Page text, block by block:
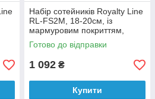
Набір сотейників Royalty Line
RL-FS2M, 18-20см, із
мармуровим покриттям,
Silver
Готово до відправки
1 092 ₴
Купити